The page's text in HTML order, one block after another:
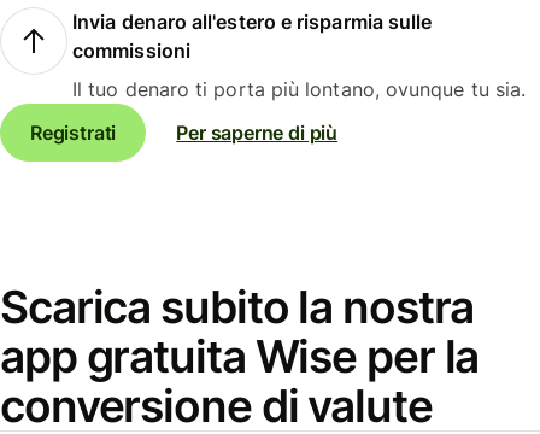
Invia denaro all'estero e risparmia sulle
commissioni
Il tuo denaro ti porta più lontano, ovunque tu sia.
Registrati
Per saperne di più
Scarica subito la nostra
app gratuita Wise per la
conversione di valute